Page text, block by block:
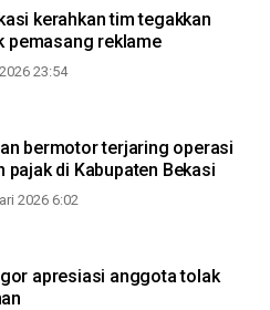
kerahkan tim tegakkan
pemasang reklame
23:54
bermotor terjaring operasi
pajak di Kabupaten Bekasi
2026 6:02
apresiasi anggota tolak